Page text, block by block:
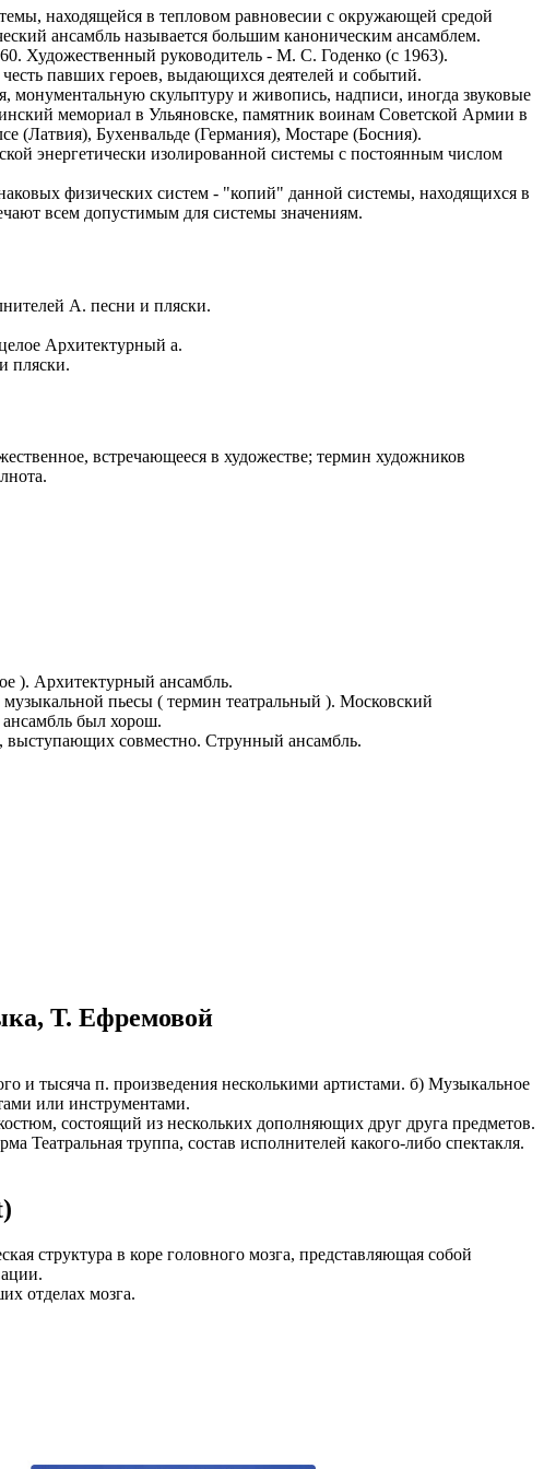
заказываем
границы, встреча
место проживание.
РФ!
в нашем профиле.
комплектовщик,
пользоваться
помочь в
плату.
находящейся в тепловом равновесии с окружающей средой
ансамбль называется большим каноническим ансамблем.
руководитель - М. С. Годенко (с 1963).
павших героев, выдающихся деятелей и событий.
монументальную скульптуру и живопись, надписи, иногда звуковые
мемориал в Ульяновске, памятник воинам Советской Армии в
(Латвия), Бухенвальде (Германия), Мостаре (Босния).
изолированной системы с постоянным числом
физических систем - "копий" данной системы, находящихся в
всем допустимым для системы значениям.
А. песни и пляски.
Архитектурный а.
пляски.
встречающееся в художестве; термин художников
). Архитектурный ансамбль.
пьесы ( термин театральный ). Московский
ансамбль был хорош.
выступающих совместно. Струнный ансамбль.
Т. Ефремовой
и тысяча п. произведения несколькими артистами. б) Музыкальное
или инструментами.
состоящий из нескольких дополняющих друг друга предметов.
Театральная труппа, состав исполнителей какого-либо спектакля.
структура в коре головного мозга, представляющая собой
отделах мозга.